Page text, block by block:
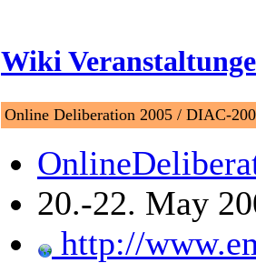
Wiki
Online Deliberation 2005 / DIAC-
20.-22. May
http://